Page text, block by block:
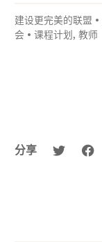
建设更完美的联盟 •
会 • 课程计划 , 教师
分享